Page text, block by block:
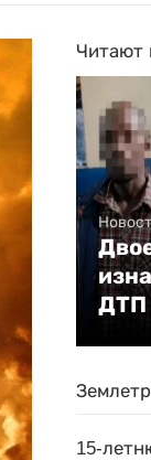
Читают
ДТП
15-